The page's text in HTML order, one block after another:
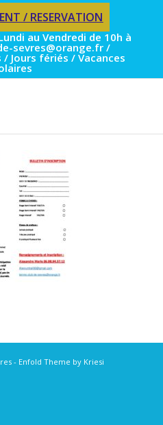
/ RESERVATION
au Vendredi de 10h à
sevres@orange.fr /
Jours fériés / Vacances
- Enfold Theme by Kriesi